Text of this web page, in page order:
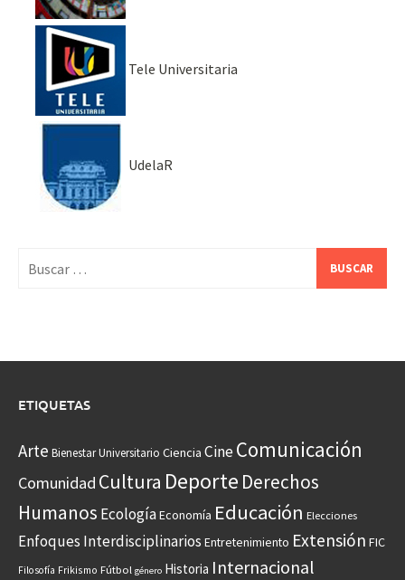
Tele Universitaria
UdelaR
ETIQUETAS
Arte Bienestar Universitario Ciencia CineComunicación
Comunidad Cultura Deporte Derechos
Humanos EcologíaEconomía Educación Elecciones
Enfoques Interdisciplinarios Entretenimiento Extensión FIC
Filosofía Frikismo Fútbol género Historia Internacional